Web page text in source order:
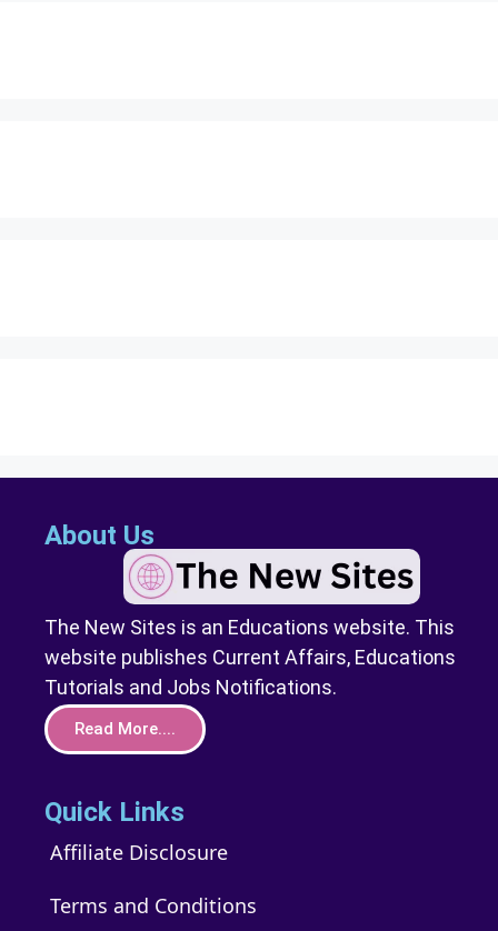
About Us
The New Sites is an Educations website. This
website publishes Current Affairs, Educations
Tutorials and Jobs Notifications.
Read More....
Quick Links
Affiliate Disclosure
Terms and Conditions